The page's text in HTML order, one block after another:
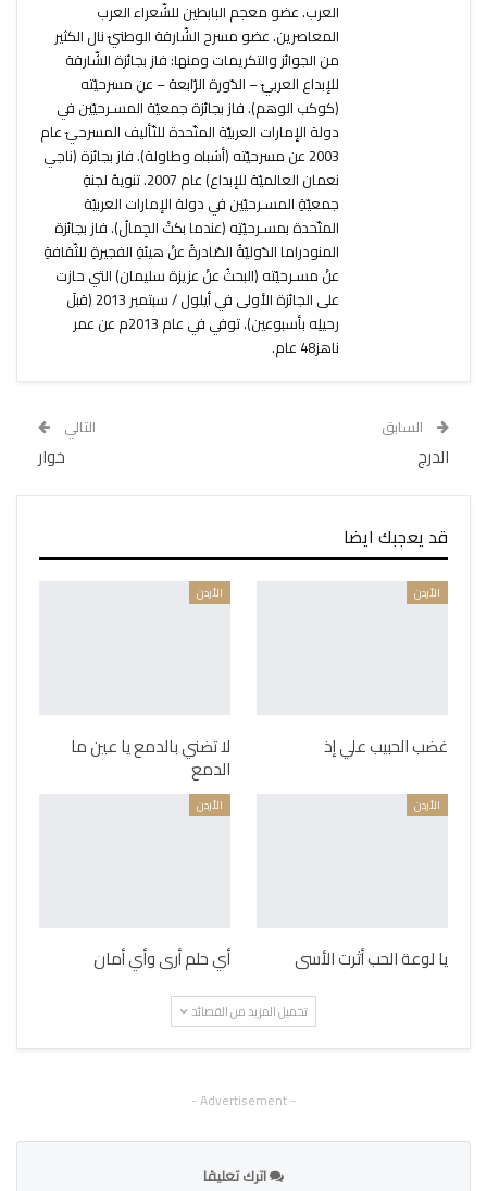
العرب. عضو معجم البابطين للشّعراء العرب
المعاصرين. عضو مسرح الشّارقة الوطنيّ نال الكثير
من الجوائز والتكريمات ومنها: فاز بجائزة الشّارقة
للإبداع العربيّ – الدّورة الرّابعة – عن مسرحيّته
(كوكب الوهم). فاز بجائزة جمعيّة المسـرحيّين في
دولة الإمارات العربيّة المتّحدة للتّأليف المسرحيّ عام
2003 عن مسرحيّته (أشباه وطاولة). فاز بجائزة (ناجي
نعمان العالميّة للإبداع) عام 2007. تنويهُ لجنةِ
جمعيّةِ المسـرحيّين في دولة الإمارات العربيّة
المتّحدة بمسـرحيّتِه (عندما بكتْ الجِمالُ). فاز بجائزة
المنودراما الدّوليّةُ الصّادرةُ عنْ هيئةِ الفجيرةِ للثّقافةِ
عنْ مسـرحيّته (البحثُ عنْ عزيزة سليمان) التي حازت
على الجائزة الأولى في أيلول / سبتمبر 2013 (قبلَ
رحيلِه بأسبوعين). توفي في عام 2013م عن عمر
ناهز48 عام.
السابق
الدرج
التالي
خوار
قد يعجبك ايضا
الأردن
غضب الحبيب علي إذ
الأردن
لا تضني بالدمع يا عين ما
الدمع
الأردن
يا لوعة الحب أثرت الأسى
الأردن
أي حلم أرى وأي أمان
تحميل المزيد من القصائد
- Advertisement -
اترك تعليقا